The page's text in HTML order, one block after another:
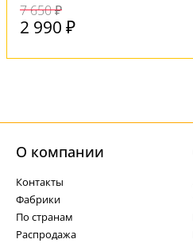
7 650 ₽
2 990 ₽
О компании
Контакты
Фабрики
По странам
Распродажа